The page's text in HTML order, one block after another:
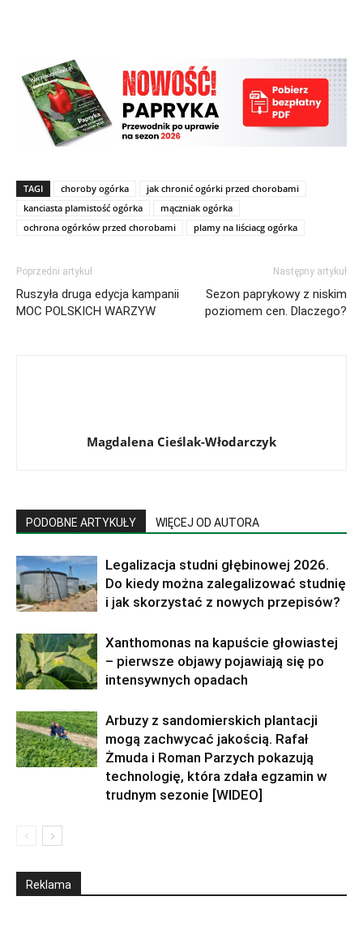
TAGI choroby ogórka
jak chronić ogórki przed chorobami
kanciasta plamistość ogórka
mączniak ogórka
ochrona ogórków przed chorobami
plamy na liściacg ogórka
Poprzedni artykuł
Ruszyła druga edycja kampanii
MOC POLSKICH WARZYW
Następny artykuł
Sezon paprykowy z niskim
poziomem cen. Dlaczego?
Magdalena Cieślak-Włodarczyk
PODOBNE ARTYKUŁY WIĘCEJ OD AUTORA
Legalizacja studni głębinowej 2026.
Do kiedy można zalegalizować studnię
i jak skorzystać z nowych przepisów?
Xanthomonas na kapuście głowiastej
– pierwsze objawy pojawiają się po
intensywnych opadach
Arbuzy z sandomierskich plantacji
mogą zachwycać jakością. Rafał
Żmuda i Roman Parzych pokazują
technologię, która zdała egzamin w
trudnym sezonie [WIDEO]
Reklama